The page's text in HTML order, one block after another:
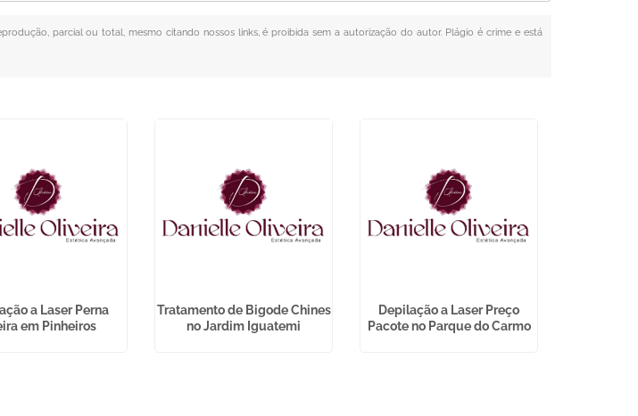
parcial ou total, mesmo citando nossos links, é proibida sem a autorização do autor. Plágio é crime e está
a Laser Perna
em Pinheiros
Tratamento de Bigode Chines
no Jardim Iguatemi
Depilação a Laser Preço
Pacote no Parque do Carmo